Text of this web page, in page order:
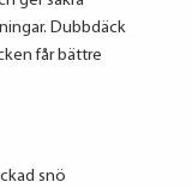
Dubbdäck
får bättre
snö